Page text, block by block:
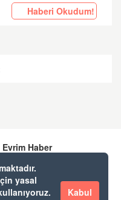
yasal
Kabul
Haberi Okudum!
Evrim Haber